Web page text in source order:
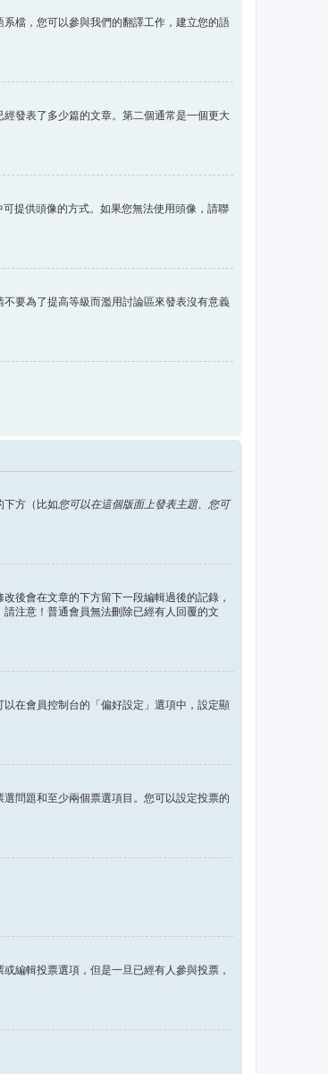
檔，您可以參與我們的翻譯工作，建立您的語
發表了多少篇的文章。第二個通常是一個更大
提供頭像的方式。如果您無法使用頭像，請聯
要為了提高等級而濫用討論區來發表沒有意義
下方（比如您可以在這個版面上發表主題、您可
後會在文章的下方留下一段編輯過後的記錄，
注意！普通會員無法刪除已經有人回覆的文
以在會員控制台的「偏好設定」選項中，設定顯
問題和至少兩個票選項目。您可以設定投票的
編輯投票選項，但是一旦已經有人參與投票，